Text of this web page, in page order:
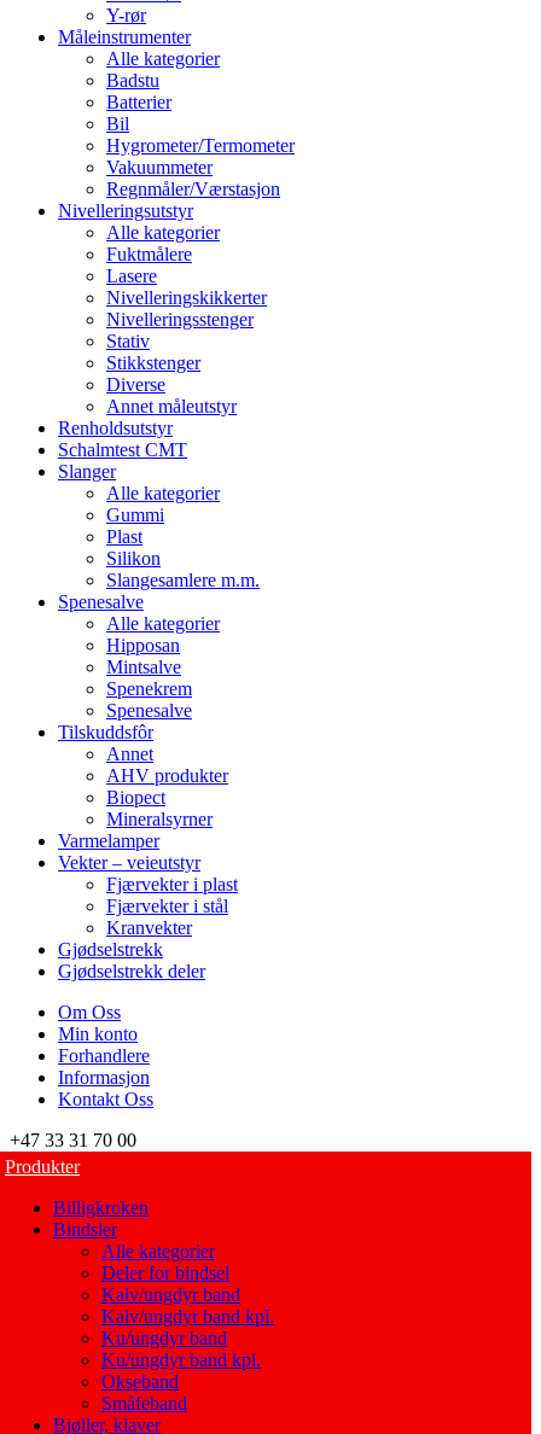
Y-rør
Måleinstrumenter
Alle kategorier
Badstu
Batterier
Bil
Hygrometer/Termometer
Vakuummeter
Regnmåler/Værstasjon
Nivelleringsutstyr
Alle kategorier
Fuktmålere
Lasere
Nivelleringskikkerter
Nivelleringsstenger
Stativ
Stikkstenger
Diverse
Annet måleutstyr
Renholdsutstyr
Schalmtest CMT
Slanger
Alle kategorier
Gummi
Plast
Silikon
Slangesamlere m.m.
Spenesalve
Alle kategorier
Hipposan
Mintsalve
Spenekrem
Spenesalve
Tilskuddsfôr
Annet
AHV produkter
Biopect
Mineralsyrner
Varmelamper
Vekter – veieutstyr
Fjærvekter i plast
Fjærvekter i stål
Kranvekter
Gjødselstrekk
Gjødselstrekk deler
Om Oss
Min konto
Forhandlere
Informasjon
Kontakt Oss
+47 33 31 70 00
Produkter
Billigkroken
Bindsler
Alle kategorier
Deler for bindsel
Kalv/ungdyr band
Kalv/ungdyr band kpl.
Ku/ungdyr band
Ku/ungdyr band kpl.
Okseband
Småfeband
Bjøller, klaver